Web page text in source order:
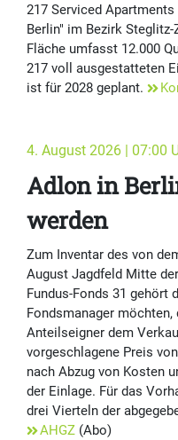
217 Serviced
Berlin" im Bezirk
Fläche umfasst 12.000
217 voll ausgestatteten
ist für 2028 geplant.
4. August 2026 | 07:00
Adlon in
werden
Zum Inventar des von
August Jagdfeld Mitte
Fundus-Fonds 31 gehört
Fondsmanager möchten,
Anteilseigner dem
vorgeschlagene Preis
nach Abzug von Kosten
der Einlage. Für das
drei Vierteln der
AHGZ (Abo)